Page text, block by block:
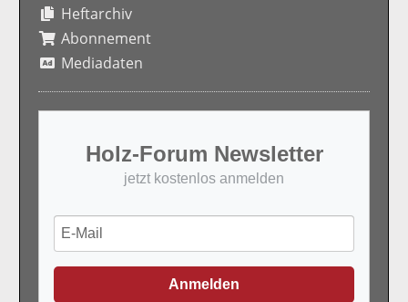
Heftarchiv
Abonnement
Mediadaten
Holz-Forum Newsletter
jetzt kostenlos anmelden
Anmelden